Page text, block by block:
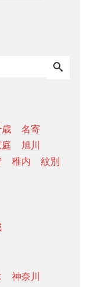
歳
名寄
旭川
稚内
紋別
神奈川